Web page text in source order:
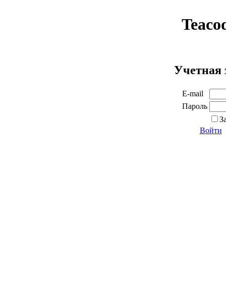
Учетная
E-mail
Пароль
Войти